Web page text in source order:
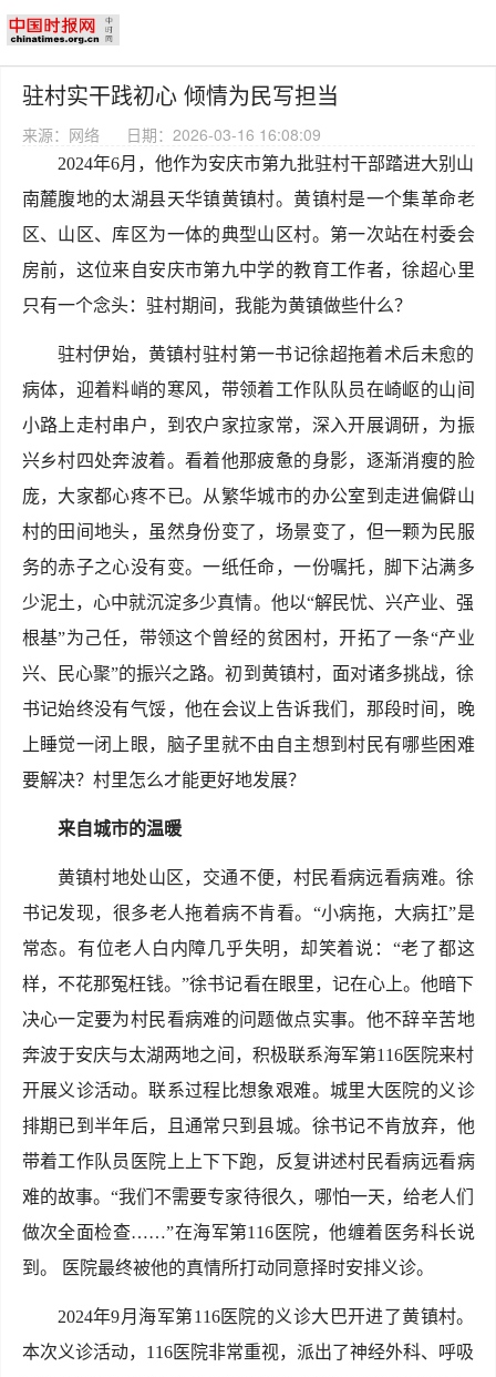
驻村实干践初心 倾情为民写担当
来源：网络 日期：2026-03-16 16:08:09
2024年6月，他作为安庆市第九批驻村干部踏进大别山
南麓腹地的太湖县天华镇黄镇村。黄镇村是一个集革命老
区、山区、库区为一体的典型山区村。第一次站在村委会
房前，这位来自安庆市第九中学的教育工作者，徐超心里
只有一个念头：驻村期间，我能为黄镇做些什么？
驻村伊始，黄镇村驻村第一书记徐超拖着术后未愈的
病体，迎着料峭的寒风，带领着工作队队员在崎岖的山间
小路上走村串户，到农户家拉家常，深入开展调研，为振
兴乡村四处奔波着。看着他那疲惫的身影，逐渐消瘦的脸
庞，大家都心疼不已。从繁华城市的办公室到走进偏僻山
村的田间地头，虽然身份变了，场景变了，但一颗为民服
务的赤子之心没有变。一纸任命，一份嘱托，脚下沾满多
少泥土，心中就沉淀多少真情。他以“解民忧、兴产业、强
根基”为己任，带领这个曾经的贫困村，开拓了一条“产业
兴、民心聚”的振兴之路。初到黄镇村，面对诸多挑战，徐
书记始终没有气馁，他在会议上告诉我们，那段时间，晚
上睡觉一闭上眼，脑子里就不由自主想到村民有哪些困难
要解决？村里怎么才能更好地发展？
来自城市的温暖
黄镇村地处山区，交通不便，村民看病远看病难。徐
书记发现，很多老人拖着病不肯看。“小病拖，大病扛”是
常态。有位老人白内障几乎失明，却笑着说：“老了都这
样，不花那冤枉钱。”徐书记看在眼里，记在心上。他暗下
决心一定要为村民看病难的问题做点实事。他不辞辛苦地
奔波于安庆与太湖两地之间，积极联系海军第116医院来村
开展义诊活动。联系过程比想象艰难。城里大医院的义诊
排期已到半年后，且通常只到县城。徐书记不肯放弃，他
带着工作队员医院上上下下跑，反复讲述村民看病远看病
难的故事。“我们不需要专家待很久，哪怕一天，给老人们
做次全面检查……”在海军第116医院，他缠着医务科长说
到。 医院最终被他的真情所打动同意择时安排义诊。
2024年9月海军第116医院的义诊大巴开进了黄镇村。
本次义诊活动，116医院非常重视，派出了神经外科、呼吸